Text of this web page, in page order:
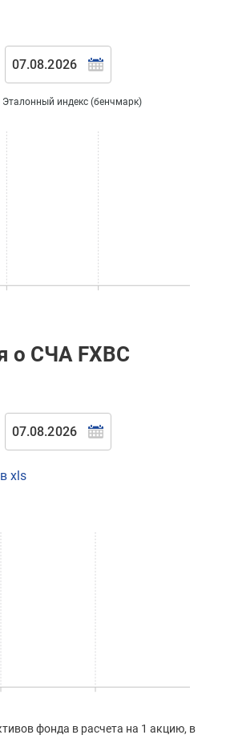
Эталонный индекс (бенчмарк)
о СЧА FXBC
xls
фонда в расчета на 1 акцию, в